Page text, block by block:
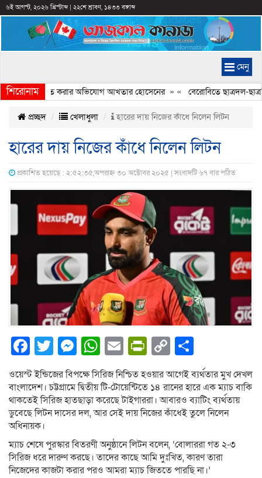
৬ই আগস্ট, ২০২৬ খ্রিস্টাব্দ| ২২শে শ্রাবণ, ১৪৩৩ বঙ্গাব্দ
মেনু
শিরোনাম
ইতিহাস বিকৃত করার অভিযোগ আখতার হোসেনের» « বেরোবিতে ছাত্রদল-
প্রচ্ছদ খেলাধুলা হারের দায় নিজের কাঁধে নিলেন লিটন
হারের দায় নিজের কাঁধে নিলেন লিটন
প্রকাশিত হয়েছে : ২:৫২:৩৫,অপরাহ্ন ৩০ অক্টোবর ২০২৫ | সংবাদটি ৬৭ বার পঠিত
Facebook
Twitter
Messenger
WhatsApp
EmailPrintFriendly
Copy
Link
ওয়েস্ট ইন্ডিজের বিপক্ষে সিরিজ নিশ্চিত হওয়ার আগেই ব্যর্থতার মুখ দেখল
বাংলাদেশ। চট্টগ্রামে দ্বিতীয় টি-টোয়েন্টিতে ১৪ রানের হারে এক ম্যাচ বাকি
থাকতেই সিরিজ হাতছাড়া করেছে টাইগাররা। আবারও ব্যাটিং ব্যর্থতায়
ডুবেছে লিটন দাসের দল, আর সেই দায় নিজের কাঁধেই তুলে নিলেন
অধিনায়ক।
ম্যাচ শেষে পুরস্কার বিতরণী অনুষ্ঠানে লিটন বলেন, ‘বোলাররা গত ২-৩
সিরিজ ধরে দারুণ করছে। তাদের কাছে আমি দুঃখিত, কারণ তারা
নিজেদের কাজটা করার পরও আমরা ম্যাচ জিততে পারছি না।’